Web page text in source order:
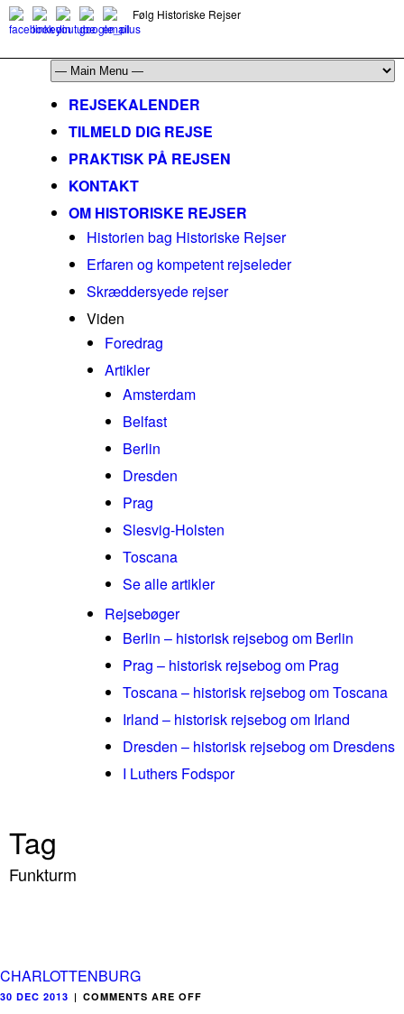
Følg Historiske Rejser
REJSEKALENDER
TILMELD DIG REJSE
PRAKTISK PÅ REJSEN
KONTAKT
OM HISTORISKE REJSER
Historien bag Historiske Rejser
Erfaren og kompetent rejseleder
Skræddersyede rejser
Viden
Foredrag
Artikler
Amsterdam
Belfast
Berlin
Dresden
Prag
Slesvig-Holsten
Toscana
Se alle artikler
Rejsebøger
Berlin – historisk rejsebog om Berlin
Prag – historisk rejsebog om Prag
Toscana – historisk rejsebog om Toscana
Irland – historisk rejsebog om Irland
Dresden – historisk rejsebog om Dresdens
I Luthers Fodspor
Tag
Funkturm
CHARLOTTENBURG
30 DEC 2013 | COMMENTS ARE OFF